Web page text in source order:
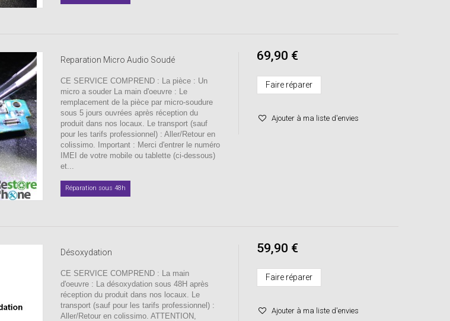
Reparation Micro Audio Soudé
CE SERVICE COMPREND : La pièce : Un
micro a souder La main d'oeuvre : Le
remplacement de la pièce par micro-soudure
sous 5 jours ouvrées après réception du
produit dans nos locaux. Le transport (sauf
pour les tarifs professionnel) : Aller/Retour en
colissimo. Important : Merci d'entrer le numéro
IMEI de votre mobile ou tablette (ci-dessous)
et...
Réparation sous 48h
69,90 €
Faire réparer
Ajouter à ma liste d'envies
Désoxydation
CE SERVICE COMPREND : La main
d'oeuvre : La désoxydation sous 48H après
réception du produit dans nos locaux. Le
transport (sauf pour les tarifs professionnel) :
Aller/Retour en colissimo. ATTENTION,
59,90 €
Faire réparer
Ajouter à ma liste d'envies